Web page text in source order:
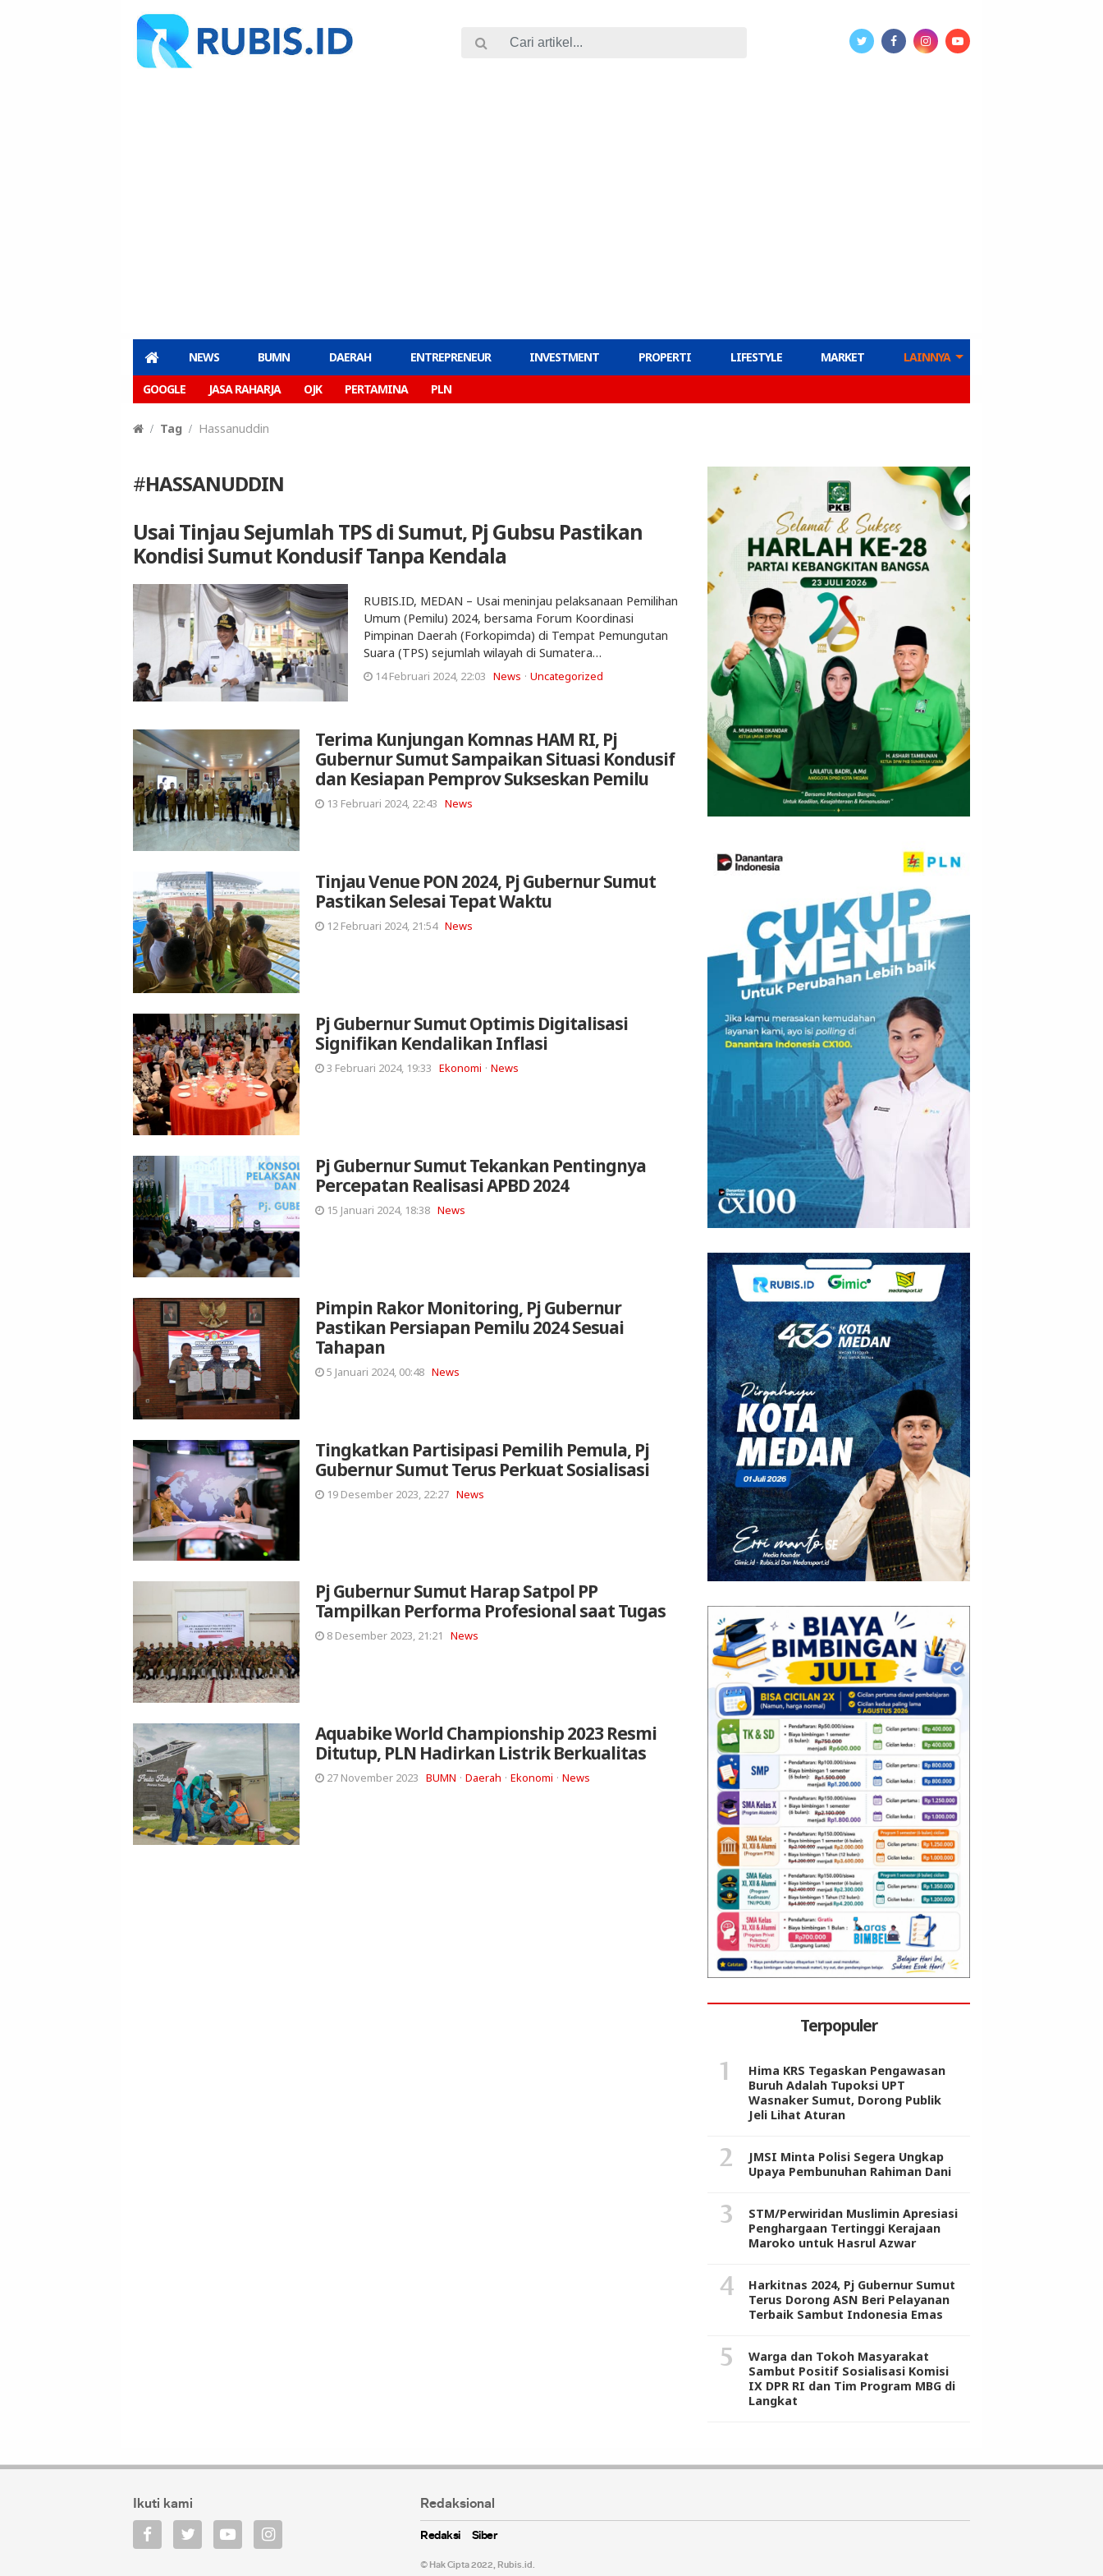
NEWS BUMN DAERAH ENTREPRENEUR INVESTMENT PROPERTI LIFESTYLE MARKET LAINNYA
GOOGLE JASA RAHARJA OJK PERTAMINA PLN
Tag Hassanuddin
#HASSANUDDIN
Usai Tinjau Sejumlah TPS di Sumut, Pj Gubsu Pastikan
Kondisi Sumut Kondusif Tanpa Kendala
RUBIS.ID, MEDAN – Usai meninjau pelaksanaan Pemilihan
Umum (Pemilu) 2024, bersama Forum Koordinasi
Pimpinan Daerah (Forkopimda) di Tempat Pemungutan
Suara (TPS) sejumlah wilayah di Sumatera…
14 Februari 2024, 22:03 News Uncategorized
Terima Kunjungan Komnas HAM RI, Pj
Gubernur Sumut Sampaikan Situasi Kondusif
dan Kesiapan Pemprov Sukseskan Pemilu
13 Februari 2024, 22:43 News
Tinjau Venue PON 2024, Pj Gubernur Sumut
Pastikan Selesai Tepat Waktu
12 Februari 2024, 21:54 News
Pj Gubernur Sumut Optimis Digitalisasi
Signifikan Kendalikan Inflasi
3 Februari 2024, 19:33 Ekonomi News
Pj Gubernur Sumut Tekankan Pentingnya
Percepatan Realisasi APBD 2024
15 Januari 2024, 18:38 News
Pimpin Rakor Monitoring, Pj Gubernur
Pastikan Persiapan Pemilu 2024 Sesuai
Tahapan
5 Januari 2024, 00:48 News
Tingkatkan Partisipasi Pemilih Pemula, Pj
Gubernur Sumut Terus Perkuat Sosialisasi
19 Desember 2023, 22:27 News
Pj Gubernur Sumut Harap Satpol PP
Tampilkan Performa Profesional saat Tugas
8 Desember 2023, 21:21 News
Aquabike World Championship 2023 Resmi
Ditutup, PLN Hadirkan Listrik Berkualitas
27 November 2023 BUMN Daerah Ekonomi News
Terpopuler
Hima KRS Tegaskan Pengawasan
Buruh Adalah Tupoksi UPT
Wasnaker Sumut, Dorong Publik
Jeli Lihat Aturan
JMSI Minta Polisi Segera Ungkap
Upaya Pembunuhan Rahiman Dani
STM/Perwiridan Muslimin Apresiasi
Penghargaan Tertinggi Kerajaan
Maroko untuk Hasrul Azwar
Harkitnas 2024, Pj Gubernur Sumut
Terus Dorong ASN Beri Pelayanan
Terbaik Sambut Indonesia Emas
Warga dan Tokoh Masyarakat
Sambut Positif Sosialisasi Komisi
IX DPR RI dan Tim Program MBG di
Langkat
Ikuti kami Redaksional
Redaksi Siber
© Hak Cipta 2022, Rubis.id.